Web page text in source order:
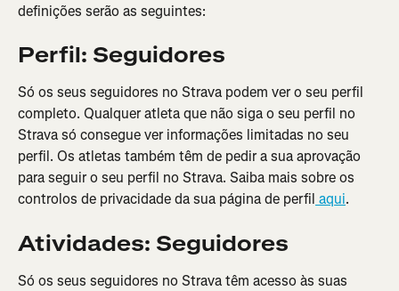
definições serão as seguintes:
Perfil: Seguidores
Só os seus seguidores no Strava podem ver o seu perfil
completo. Qualquer atleta que não siga o seu perfil no
Strava só consegue ver informações limitadas no seu
perfil. Os atletas também têm de pedir a sua aprovação
para seguir o seu perfil no Strava. Saiba mais sobre os
controlos de privacidade da sua página de perfil aqui.
Atividades: Seguidores
Só os seus seguidores no Strava têm acesso às suas